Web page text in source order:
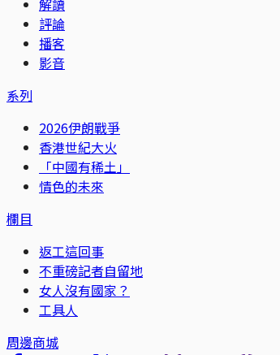
解讀
評論
播客
影音
系列
2026伊朗戰爭
香港世紀大火
「中國有稀土」
情色的未來
欄目
返工這回事
不重磅記者自留地
女人沒有國家？
工具人
周邊商城